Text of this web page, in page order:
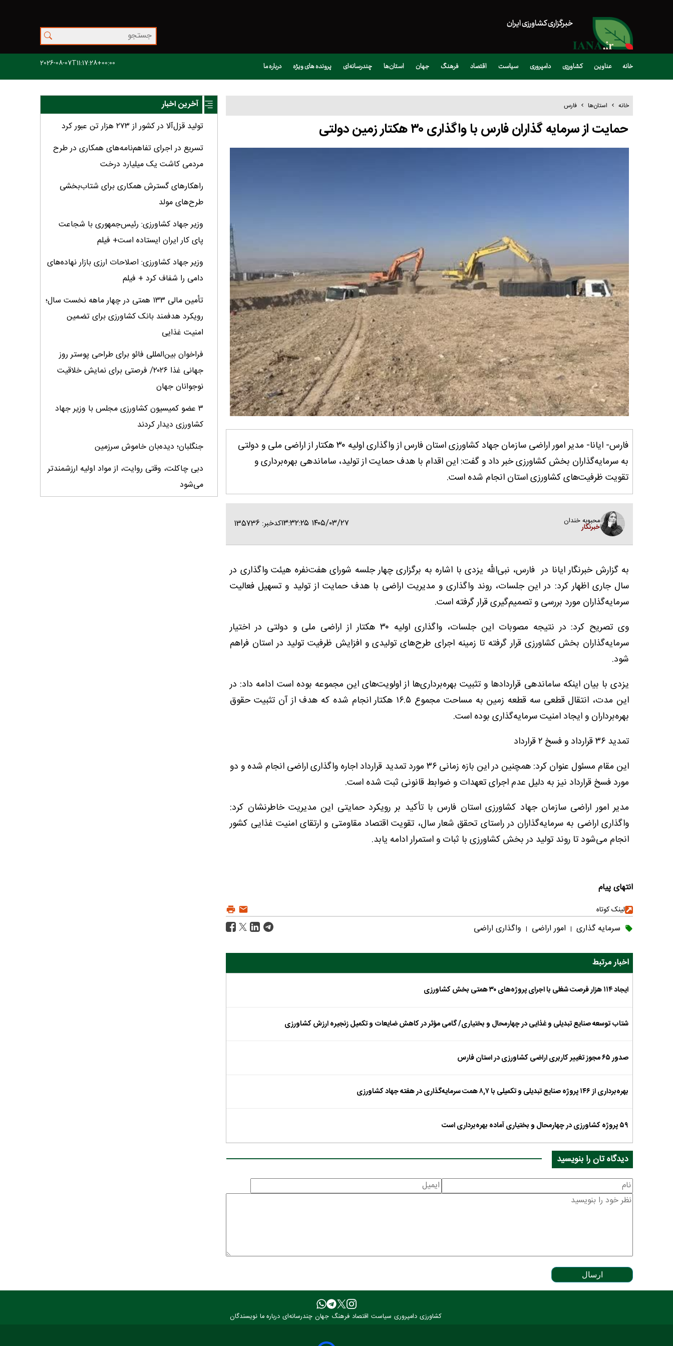
خبرگزاری کشاورزی ایران
خانه عناوین کشاورزی دامپروری سیاست اقتصاد فرهنگ جهان استان‌ها چندرسانه‌ای پرونده های ویژه درباره ما 2026-08-07T11:17:28+00:00
خانه استان‌ها فارس
حمایت از سرمایه گذاران فارس با واگذاری ۳۰ هکتار زمین دولتی
فارس- ایانا- مدیر امور اراضی سازمان جهاد کشاورزی استان فارس از واگذاری اولیه ۳۰ هکتار از اراضی ملی و دولتی
به سرمایه‌گذاران بخش کشاورزی خبر داد و گفت: این اقدام با هدف حمایت از تولید، ساماندهی بهره‌برداری و
تقویت ظرفیت‌های کشاورزی استان انجام شده است.
محبوبه خندان
خبرنگار ۱۴۰۵/۰۳/۲۷ ۱۳:۳۲:۲۵ کدخبر: 135736
به گزارش خبرنگار ایانا در فارس، نبی‌الله یزدی با اشاره به برگزاری چهار جلسه شورای هفت‌نفره هیئت واگذاری در
سال جاری اظهار کرد: در این جلسات، روند واگذاری و مدیریت اراضی با هدف حمایت از تولید و تسهیل فعالیت
سرمایه‌گذاران مورد بررسی و تصمیم‌گیری قرار گرفته است.
وی تصریح کرد: در نتیجه مصوبات این جلسات، واگذاری اولیه ۳۰ هکتار از اراضی ملی و دولتی در اختیار
سرمایه‌گذاران بخش کشاورزی قرار گرفته تا زمینه اجرای طرح‌های تولیدی و افزایش ظرفیت تولید در استان فراهم
شود.
یزدی با بیان اینکه ساماندهی قراردادها و تثبیت بهره‌برداری‌ها از اولویت‌های این مجموعه بوده است ادامه داد: در
این مدت، انتقال قطعی سه قطعه زمین به مساحت مجموع ۱۶.۵ هکتار انجام شده که هدف از آن تثبیت حقوق
بهره‌برداران و ایجاد امنیت سرمایه‌گذاری بوده است.
تمدید ۳۶ قرارداد و فسخ ۲ قرارداد
این مقام مسئول عنوان کرد: همچنین در این بازه زمانی ۳۶ مورد تمدید قرارداد اجاره واگذاری اراضی انجام شده و دو
مورد فسخ قرارداد نیز به دلیل عدم اجرای تعهدات و ضوابط قانونی ثبت شده است.
مدیر امور اراضی سازمان جهاد کشاورزی استان فارس با تأکید بر رویکرد حمایتی این مدیریت خاطرنشان کرد:
واگذاری اراضی به سرمایه‌گذاران در راستای تحقق شعار سال، تقویت اقتصاد مقاومتی و ارتقای امنیت غذایی کشور
انجام می‌شود تا روند تولید در بخش کشاورزی با ثبات و استمرار ادامه یابد.
انتهای پیام
لینک کوتاه
سرمایه گذاری | امور اراضی | واگذاری اراضی
اخبار مرتبط
ایجاد ۱۱۴ هزار فرصت شغلی با اجرای پروژه‌های ۳۰ همتی بخش کشاورزی
شتاب توسعه صنایع تبدیلی و غذایی در چهارمحال و بختیاری/ گامی مؤثر در کاهش ضایعات و تکمیل زنجیره ارزش کشاورزی
صدور ۶۵ مجوز تغییر کاربری اراضی کشاورزی در استان فارس
بهره‌برداری از ۱۴۶ پروژه صنایع تبدیلی و تکمیلی با ۸,۷ همت سرمایه‌گذاری در هفته جهاد کشاورزی
۵۹ پروژه کشاورزی در چهارمحال و بختیاری آماده بهره‌برداری است
دیدگاه تان را بنویسید
ارسال
آخرین اخبار
تولید قزل‌آلا در کشور از ۲۷۳ هزار تن عبور کرد
تسریع در اجرای تفاهم‌نامه‌های همکاری در طرح
مردمی کاشت یک میلیارد درخت
راهکارهای گسترش همکاری برای شتاب‌بخشی
طرح‌های مولد
وزیر جهاد کشاورزی: رئیس‌جمهوری با شجاعت
پای کار ایران ایستاده است+ فیلم
وزیر جهاد کشاورزی: اصلاحات ارزی بازار نهاده‌های
دامی را شفاف کرد + فیلم
تأمین مالی ۱۳۳ همتی در چهار ماهه نخست سال؛
رویکرد هدفمند بانک کشاورزی برای تضمین
امنیت غذایی
فراخوان بین‌المللی فائو برای طراحی پوستر روز
جهانی غذا ۲۰۲۶/ فرصتی برای نمایش خلاقیت
نوجوانان جهان
۳ عضو کمیسیون کشاورزی مجلس با وزیر جهاد
کشاورزی دیدار کردند
جنگلبان؛ دیده‌بان خاموش سرزمین
دبی چاکلت، وقتی روایت، از مواد اولیه ارزشمندتر
می‌شود
کشاورزی دامپروری سیاست اقتصاد فرهنگ جهان چندرسانه‌ای درباره ما نویسندگان